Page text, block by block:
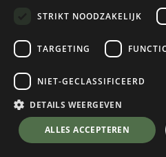
Woolpower
Long Johns 200
Grey
Kies een maat
💬 Stel je vraag over
STRIKT NOODZAKELIJK
TARGETING
NIET-GECLASSIFICEERD
DETAILS WEERGEVEN
ALLES ACCEPTEREN